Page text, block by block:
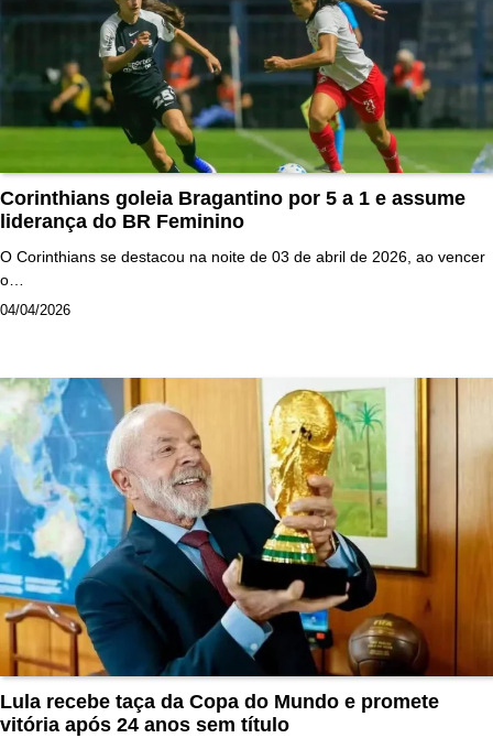
Corinthians goleia Bragantino por 5 a 1 e assume
liderança do BR Feminino
O Corinthians se destacou na noite de 03 de abril de 2026, ao vencer
o…
04/04/2026
Lula recebe taça da Copa do Mundo e promete
vitória após 24 anos sem título